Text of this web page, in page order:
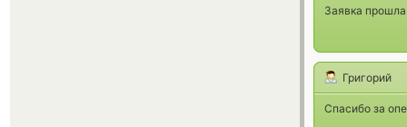
Заявка
Григорий
Спасибо за